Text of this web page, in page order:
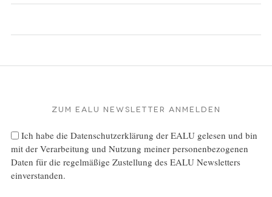
Zum EALU Newsletter anmelden
Ich habe die Datenschutzerklärung der EALU gelesen und bin
mit der Verarbeitung und Nutzung meiner personenbezogenen
Daten für die regelmäßige Zustellung des EALU Newsletters
einverstanden.